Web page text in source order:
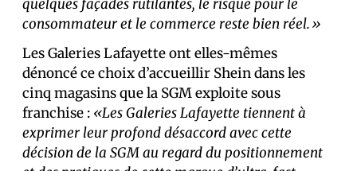
quelques façades rutilantes, le risque pour le
consommateur et le commerce reste bien réel.»
Les Galeries Lafayette ont elles-mêmes
dénoncé ce choix d’accueillir Shein dans les
cinq magasins que la SGM exploite sous
franchise : «Les Galeries Lafayette tiennent à
exprimer leur profond désaccord avec cette
décision de la SGM au regard du positionnement